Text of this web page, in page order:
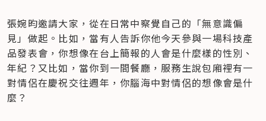
張婉昀邀請大家，從在日常中察覺自己的「無意識偏
見」做起。比如，當有人告訴你他今天參與一場科技產
品發表會，你想像在台上簡報的人會是什麼樣的性別、
年紀？又比如，當你到一間餐廳，服務生說包廂裡有一
對情侶在慶祝交往週年，你腦海中對情侶的想像會是什
麼？